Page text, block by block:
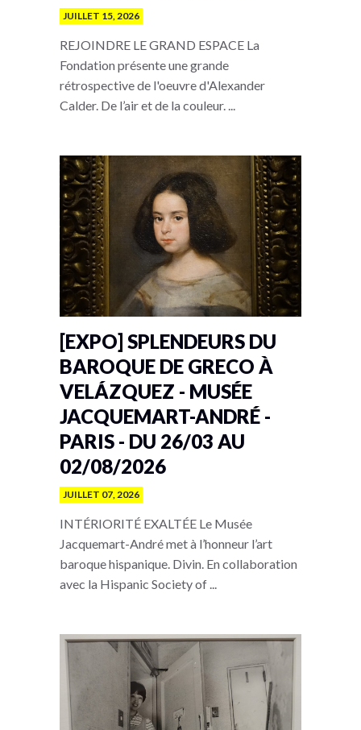
JUILLET 15, 2026
REJOINDRE LE GRAND ESPACE La
Fondation présente une grande
rétrospective de l'oeuvre d'Alexander
Calder. De l’air et de la couleur. ...
[EXPO] SPLENDEURS DU
BAROQUE DE GRECO À
VELÁZQUEZ - MUSÉE
JACQUEMART-ANDRÉ -
PARIS - DU 26/03 AU
02/08/2026
JUILLET 07, 2026
INTÉRIORITÉ EXALTÉE Le Musée
Jacquemart-André met à l’honneur l’art
baroque hispanique. Divin. En collaboration
avec la Hispanic Society of ...